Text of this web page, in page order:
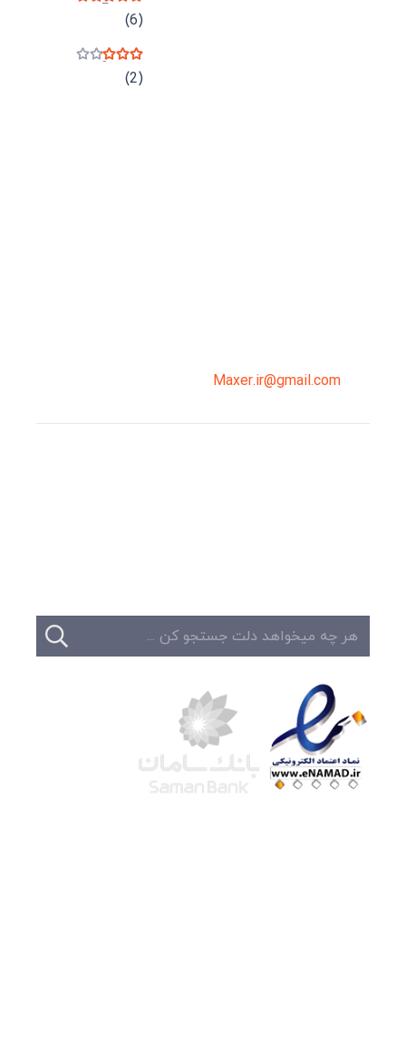
نمره(6)
نمره(2)
Maxer.ir@gmail.com